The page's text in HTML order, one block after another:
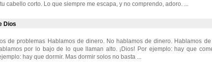
cabello corto. Lo que siempre me escapa, y no comprendo, adoro. ...
Dios
de problemas Hablamos de dinero. No hablamos de dinero. Hablamos
por lo bajo de lo que llaman alto. ¡Dios! Por ejemplo: hay que
hay que dormir. Mas dormir solos no basta ...